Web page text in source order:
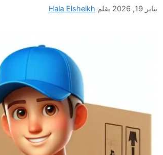
يناير 19, 2026 بقلم Hala Elsheikh